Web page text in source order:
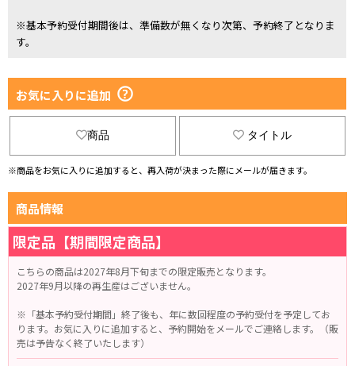
※基本予約受付期間後は、準備数が無くなり次第、予約終了となりま
す。
お気に入りに追加
商品 タイトル
※商品をお気に入りに追加すると、再入荷が決まった際にメールが届きます。
商品情報
限定品【期間限定商品】
こちらの商品は2027年8月下旬までの限定販売となります。
2027年9月以降の再生産はございません。
※「基本予約受付期間」終了後も、年に数回程度の予約受付を予定してお
ります。お気に入りに追加すると、予約開始をメールでご連絡します。（販
売は予告なく終了いたします）